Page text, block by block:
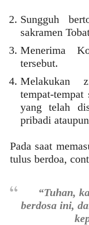
Sungguh
sakramen
Menerima
tersebut.
Melakukan
tempat-
yang telah
pribadi
Pada saat
tulus berdoa,
“Tuhan,
berdosa ini,